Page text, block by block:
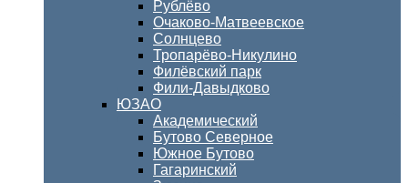
Рублёво
Очаково-Матвеевское
Солнцево
Тропарёво-Никулино
Филёвский парк
Фили-Давыдково
ЮЗАО
Академический
Бутово Северное
Южное Бутово
Гагаринский